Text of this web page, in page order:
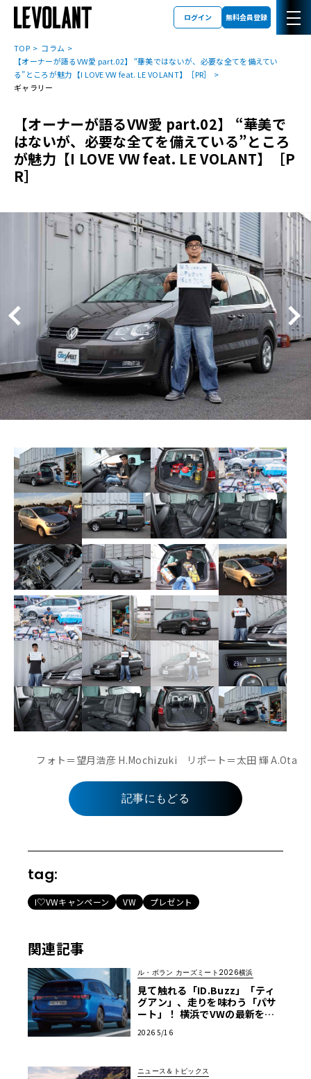
ログイン 無料会員登録
TOP
コラム
【オーナーが語るVW愛 part.02】 “華美ではないが、必要な全てを備えてい
る”ところが魅力【I LOVE VW feat. LE VOLANT】［PR］
ギャラリー
【オーナーが語るVW愛 part.02】 “華美で
はないが、必要な全てを備えている”ところ
が魅力【I LOVE VW feat. LE VOLANT】［P
R］
フォト＝望月浩彦 H.Mochizuki リポート＝太田 輝 A.Ota
記事にもどる
tag:
I♡VWキャンペーン VW プレゼント
関連記事
ル・ボラン カーズミート2026横浜
見て触れる「ID.Buzz」「ティ
グアン」、走りを味わう「パサ
ート」！ 横浜でVWの最新をフ
ト2026横浜】
2026 5/16
ニュース＆トピックス